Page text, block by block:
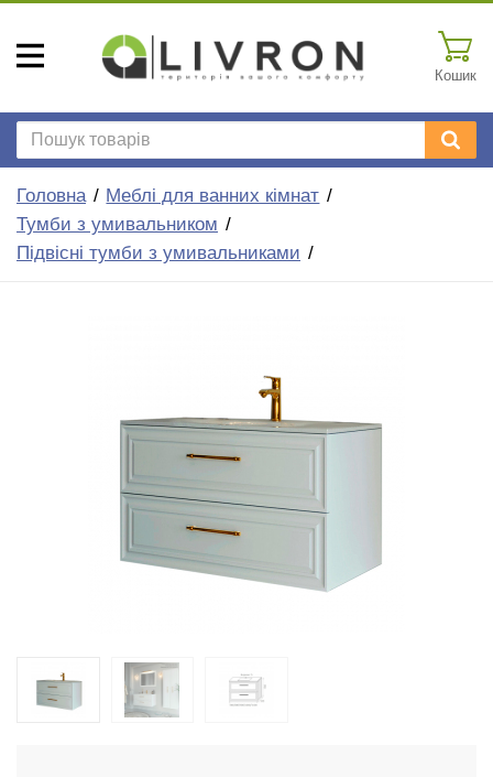
Кошик
Головна
Меблі для ванних кімнат
Тумби з умивальником
Підвісні тумби з умивальниками